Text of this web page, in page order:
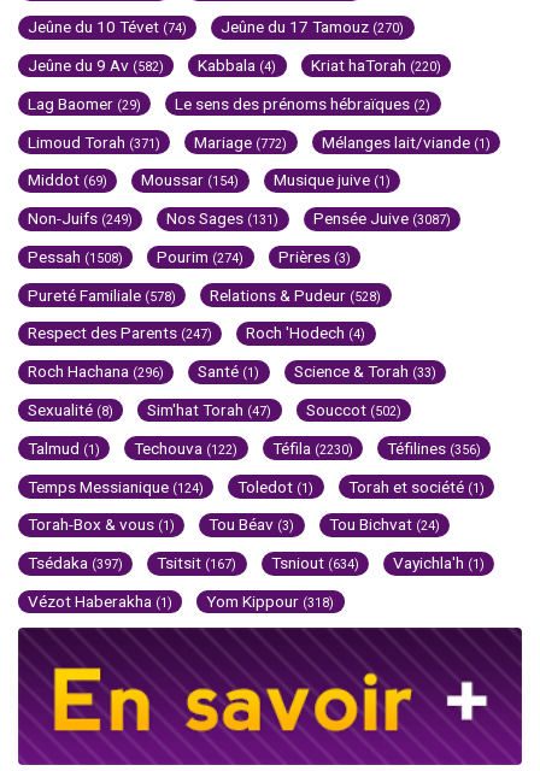
Jeûne du 10 Tévet (74) Jeûne du 17 Tamouz (270)
Jeûne du 9 Av (582) Kabbala (4) Kriat haTorah (220)
Lag Baomer (29) Le sens des prénoms hébraïques (2)
Limoud Torah (371) Mariage (772) Mélanges lait/viande (1)
Middot (69) Moussar (154) Musique juive (1)
Non-Juifs (249) Nos Sages (131) Pensée Juive (3087)
Pessah (1508) Pourim (274) Prières (3)
Pureté Familiale (578) Relations & Pudeur (528)
Respect des Parents (247) Roch 'Hodech (4)
Roch Hachana (296) Santé (1) Science & Torah (33)
Sexualité (8) Sim'hat Torah (47) Souccot (502)
Talmud (1) Techouva (122) Téfila (2230) Téfilines (356)
Temps Messianique (124) Toledot (1) Torah et société (1)
Torah-Box & vous (1) Tou Béav (3) Tou Bichvat (24)
Tsédaka (397) Tsitsit (167) Tsniout (634) Vayichla'h (1)
Vézot Haberakha (1) Yom Kippour (318)